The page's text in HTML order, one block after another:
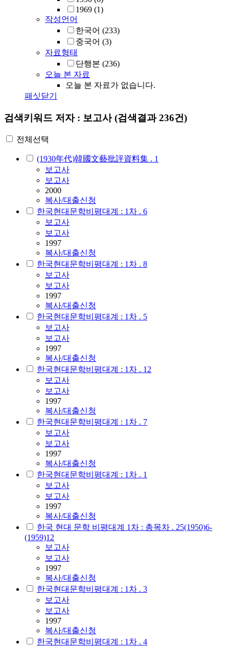
1969 (1)
작성언어
한국어 (233)
중국어 (3)
자료형태
단행본 (236)
오늘 본 자료
오늘 본 자료가 없습니다.
패싯닫기
검색키워드 저자 : 보고사(검색결과 236건)
전체선택
(1930年代)韓國文藝批評資料集 . 1
보고사
보고사
2000
복사/대출신청
한국현대문학비평대계 : 1차 . 6
보고사
보고사
1997
복사/대출신청
한국현대문학비평대계 : 1차 . 8
보고사
보고사
1997
복사/대출신청
한국현대문학비평대계 : 1차 . 5
보고사
보고사
1997
복사/대출신청
한국현대문학비평대계 : 1차 . 12
보고사
보고사
1997
복사/대출신청
한국현대문학비평대계 : 1차 . 7
보고사
보고사
1997
복사/대출신청
한국현대문학비평대계 : 1차 . 1
보고사
보고사
1997
복사/대출신청
한국 현대 문학 비평대계 1차 : 총목차 . 25(1950)6-
(1959)12
보고사
보고사
1997
복사/대출신청
한국현대문학비평대계 : 1차 . 3
보고사
보고사
1997
복사/대출신청
한국현대문학비평대계 : 1차 . 4